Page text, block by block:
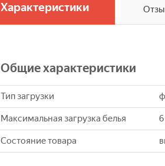
Характеристики
Общие характеристики
Тип загрузки
Максимальная загрузка белья 6
Состояние товара